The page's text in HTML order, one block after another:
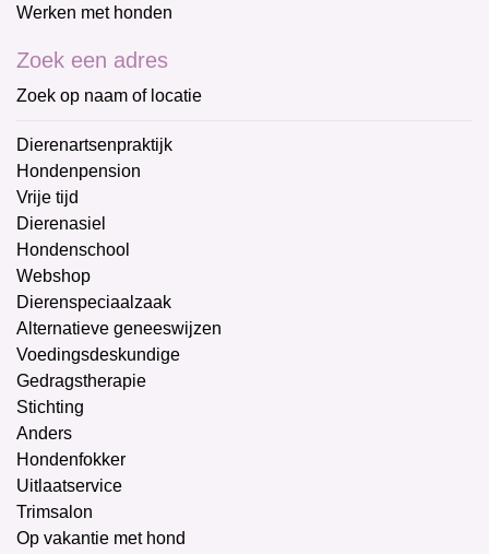
Werken met honden
Zoek een adres
Zoek op naam of locatie
Dierenartsenpraktijk
Hondenpension
Vrije tijd
Dierenasiel
Hondenschool
Webshop
Dierenspeciaalzaak
Alternatieve geneeswijzen
Voedingsdeskundige
Gedragstherapie
Stichting
Anders
Hondenfokker
Uitlaatservice
Trimsalon
Op vakantie met hond